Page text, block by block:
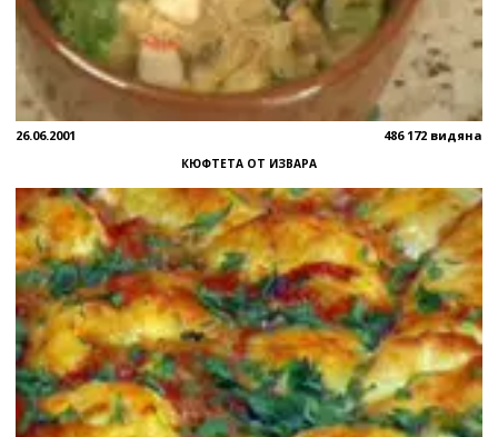
26.06.2001 486 172 видяна
КЮФТЕТА ОТ ИЗВАРА